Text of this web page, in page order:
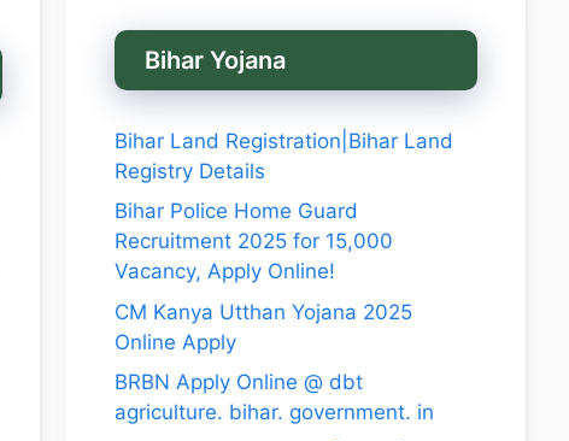
Bihar Yojana
Bihar Land Registration|Bihar Land
Registry Details
Bihar Police Home Guard
Recruitment 2025 for 15,000
Vacancy, Apply Online!
CM Kanya Utthan Yojana 2025
Online Apply
BRBN Apply Online @ dbt
agriculture. bihar. government. in